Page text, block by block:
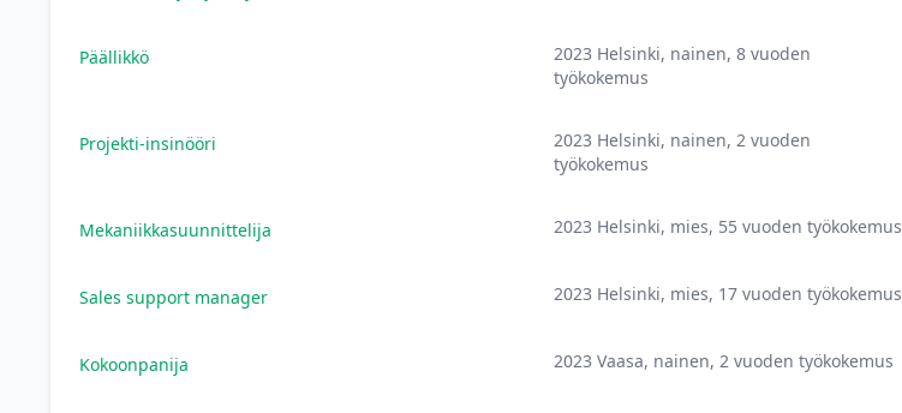
Päällikkö
2023 Helsinki, nainen, 8 vuoden
työkokemus
Projekti-insinööri
2023 Helsinki, nainen, 2 vuoden
työkokemus
Mekaniikkasuunnittelija 2023 Helsinki, mies, 55 vuoden työkokemus
Sales support manager 2023 Helsinki, mies, 17 vuoden työkokemus
Kokoonpanija 2023 Vaasa, nainen, 2 vuoden työkokemus